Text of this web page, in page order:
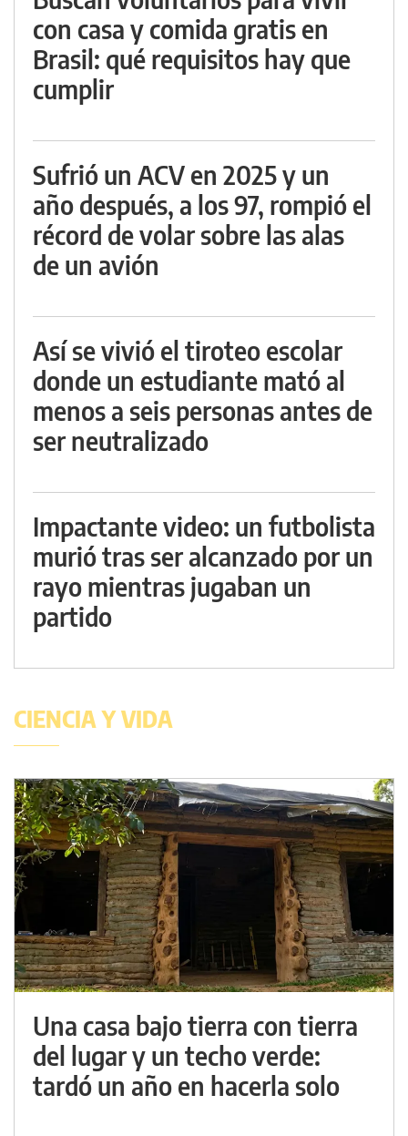
con casa y comida gratis en
Brasil: qué requisitos hay que
cumplir
Sufrió un ACV en 2025 y un
año después, a los 97, rompió el
récord de volar sobre las alas
de un avión
Así se vivió el tiroteo escolar
donde un estudiante mató al
menos a seis personas antes de
ser neutralizado
Impactante video: un futbolista
murió tras ser alcanzado por un
rayo mientras jugaban un
partido
CIENCIA Y VIDA
Una casa bajo tierra con tierra
del lugar y un techo verde:
tardó un año en hacerla solo